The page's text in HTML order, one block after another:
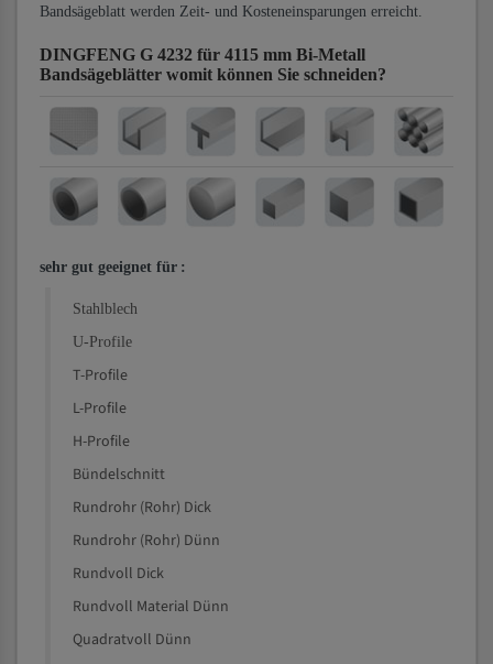
Bandsägeblatt werden Zeit- und Kosteneinsparungen erreicht.
DINGFENG G 4232 für 4115 mm Bi-Metall
Bandsägeblätter womit können Sie schneiden?
sehr gut geeignet für :
Stahlblech
U-Profile
T-Profile
L-Profile
H-Profile
Bündelschnitt
Rundrohr (Rohr) Dick
Rundrohr (Rohr) Dünn
Rundvoll Dick
Rundvoll Material Dünn
Quadratvoll Dünn